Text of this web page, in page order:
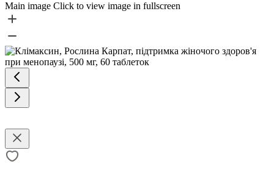
Main image Click to view image in fullscreen